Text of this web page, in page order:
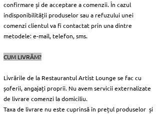
confirmare și de acceptare a comenzii. În cazul
indisponibilității produselor sau a refuzului unei
comenzi clientul va fi contactat prin una dintre
metodele: e-mail, telefon, sms.
CUM LIVRĂM?
Livrările de la Restaurantul Artist Lounge se fac cu
șoferii, angajați proprii. Nu avem servicii externalizate
de livrare comenzi la domiciliu.
Taxa de livrare nu este cuprinsă în prețul produselor și